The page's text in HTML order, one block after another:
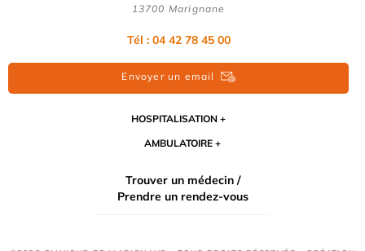
13700 Marignane
Tél : 04 42 78 45 00
Envoyer un email
HOSPITALISATION
AMBULATOIRE
Trouver un médecin /
Prendre un rendez-vous